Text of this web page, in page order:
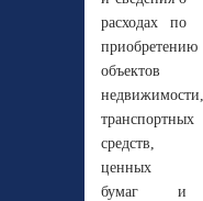
расходах по
приобретению
объектов
недвижимости,
транспортных
средств,
ценных
бумаг и